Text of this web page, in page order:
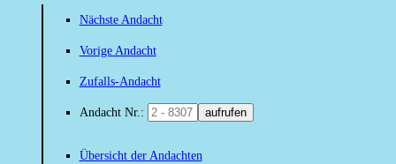
Nächste Andacht
Vorige Andacht
Zufalls-Andacht
Andacht Nr.: aufrufen
Übersicht der Andachten